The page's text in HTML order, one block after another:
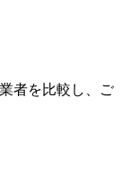
者を比較し、ご